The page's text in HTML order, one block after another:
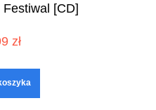
[CD]
zł